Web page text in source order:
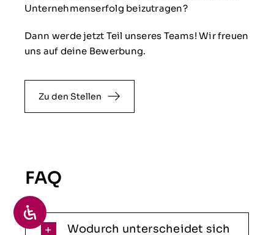
Unternehmenserfolg beizutragen?
Dann werde jetzt Teil unseres Teams! Wir freuen
uns auf deine Bewerbung.
Zu den Stellen
FAQ
Wodurch unterscheidet sich